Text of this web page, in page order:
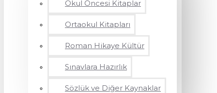
Okul Öncesi Kitaplar
Ortaokul Kitapları
Roman Hikaye Kültür
Sınavlara Hazırlık
Sözlük ve Diğer Kaynaklar